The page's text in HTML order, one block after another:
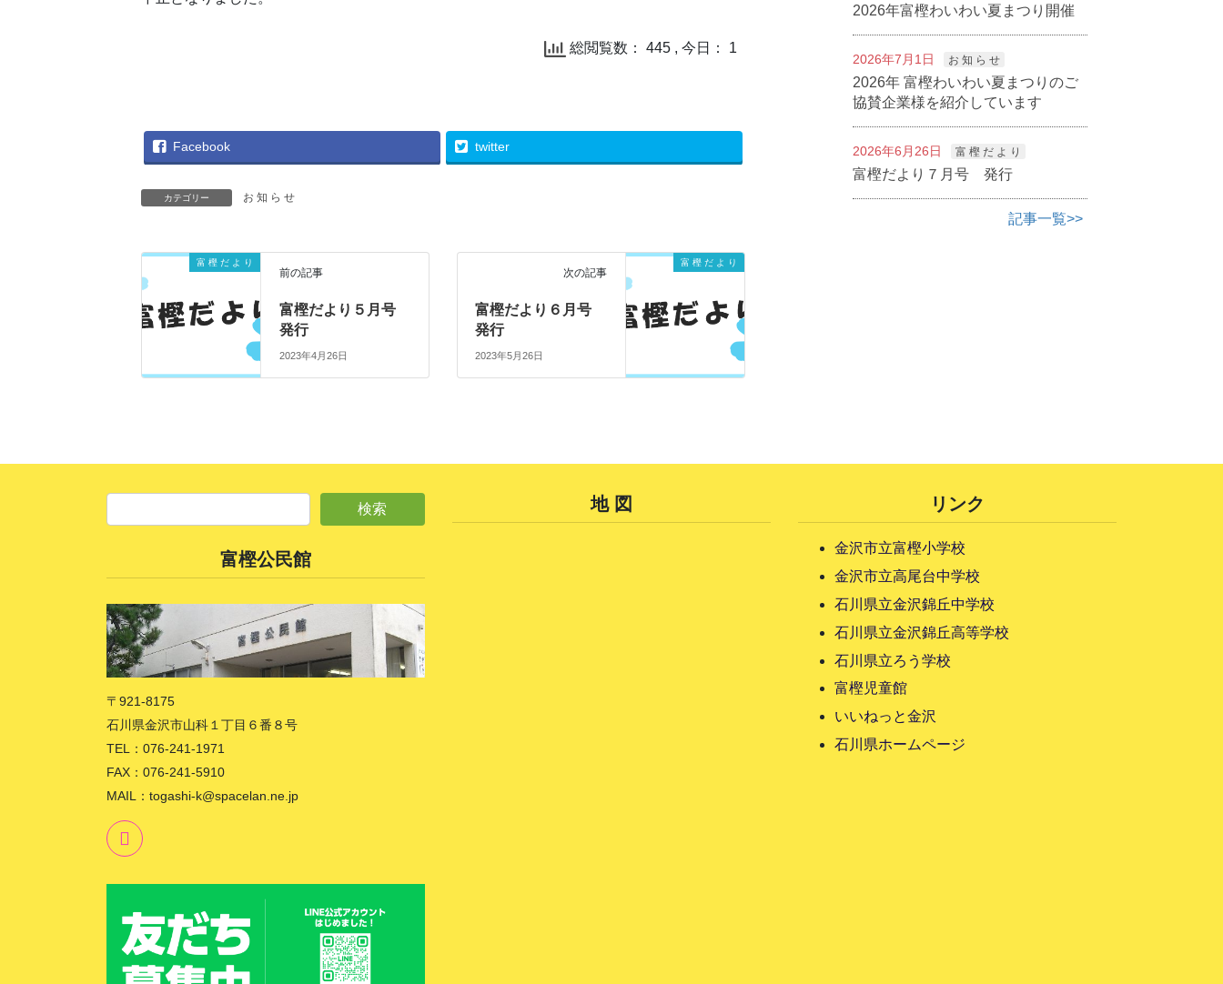
総閲覧数： 445 , 今日： 1
Facebook twitter
カテゴリー お 知 ら せ
富 樫 だ よ り
前の記事
富樫だより５月号
発行
2023年4月26日
富 樫 だ よ り
次の記事
富樫だより６月号
発行
2023年5月26日
2026年富樫わいわい夏まつり開催
2026年7月1日 お 知 ら せ
2026年 富樫わいわい夏まつりのご
協賛企業様を紹介しています
2026年6月26日 富 樫 だ よ り
富樫だより７月号 発行
記事一覧>>
富樫公民館
〒921-8175
石川県金沢市山科１丁目６番８号
TEL：076-241-1971
FAX：076-241-5910
MAIL：togashi-k@spacelan.ne.jp
地 図 リンク
金沢市立富樫小学校
金沢市立高尾台中学校
石川県立金沢錦丘中学校
石川県立金沢錦丘高等学校
石川県立ろう学校
富樫児童館
いいねっと金沢
石川県ホームページ